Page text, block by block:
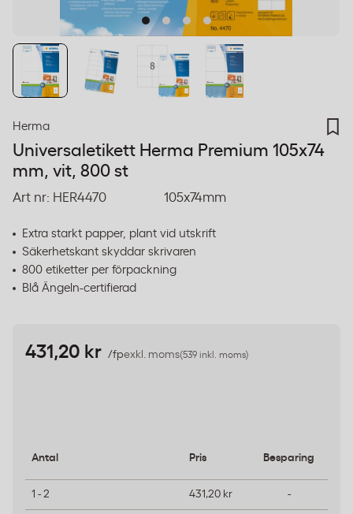
Herma
Universaletikett Herma Premium 105x74
mm, vit, 800 st
Art nr: HER4470 105x74mm
Extra starkt papper, plant vid utskrift
Säkerhetskant skyddar skrivaren
800 etiketter per förpackning
Blå Ängeln-certifierad
431,20 kr /fpexkl. moms(539 inkl. moms)
Antal Pris Besparing
1 - 2 431,20 kr -